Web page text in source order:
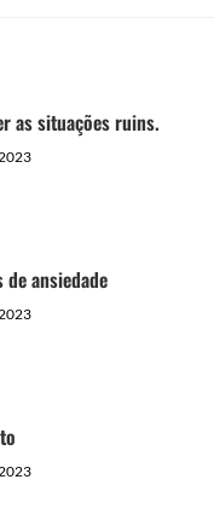
as situações ruins.
ansiedade